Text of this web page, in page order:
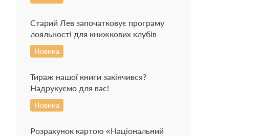
Старий Лев започатковує програму
лояльності для книжкових клубів
Новина
Тираж нашої книги закінчився?
Надрукуємо для вас!
Новина
Розрахунок картою «Національний